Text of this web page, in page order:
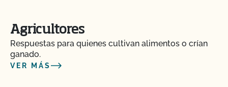
Agricultores
Respuestas para quienes cultivan alimentos o crían
ganado.
VER MÁS